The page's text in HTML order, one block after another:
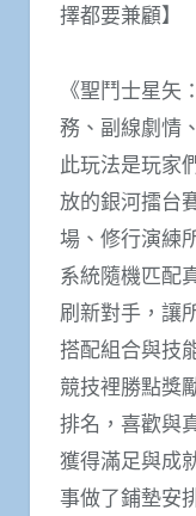
擇都要兼顧】
《聖鬥士星
務、副線劇情
此玩法是玩家
放的銀河擂台
場、修行演練
系統隨機匹配
刷新對手，讓
搭配組合與技
競技裡勝點獎
排名，喜歡與
獲得滿足與成
事做了鋪墊安